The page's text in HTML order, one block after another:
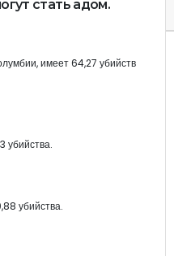
стать адом.
имеет 64,27 убийств
убийства.
убийства.